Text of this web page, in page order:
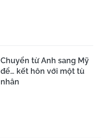
Chuyển từ Anh sang Mỹ
để… kết hôn với một tù
nhân